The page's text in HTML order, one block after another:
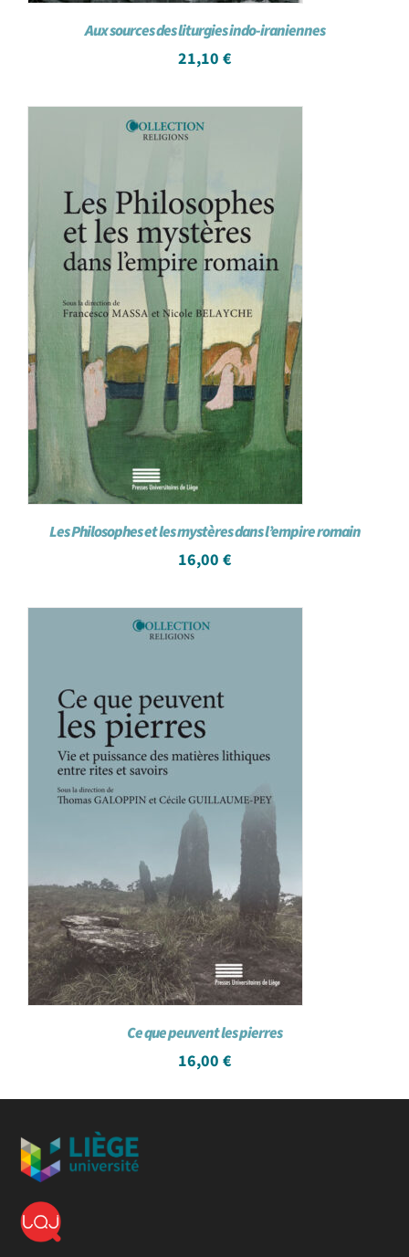
Aux sources des liturgies indo-iraniennes
21,10 €
Les Philosophes et les mystères dans l’empire romain
16,00 €
Ce que peuvent les pierres
16,00 €